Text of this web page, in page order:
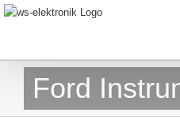
Skip
Ford